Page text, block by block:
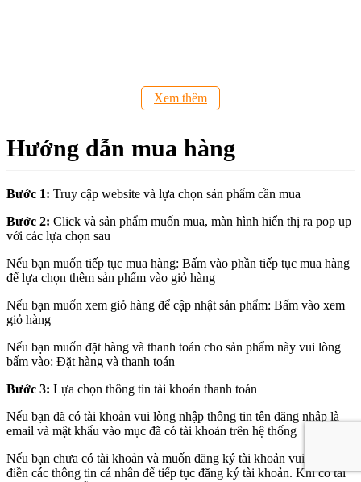
Xem thêm
Hướng dẫn mua hàng
Bước 1: Truy cập website và lựa chọn sản phẩm cần mua
Bước 2: Click và sản phẩm muốn mua, màn hình hiển thị ra pop up
với các lựa chọn sau
Nếu bạn muốn tiếp tục mua hàng: Bấm vào phần tiếp tục mua hàng
để lựa chọn thêm sản phẩm vào giỏ hàng
Nếu bạn muốn xem giỏ hàng để cập nhật sản phẩm: Bấm vào xem
giỏ hàng
Nếu bạn muốn đặt hàng và thanh toán cho sản phẩm này vui lòng
bấm vào: Đặt hàng và thanh toán
Bước 3: Lựa chọn thông tin tài khoản thanh toán
Nếu bạn đã có tài khoản vui lòng nhập thông tin tên đăng nhập là
email và mật khẩu vào mục đã có tài khoản trên hệ thống
Nếu bạn chưa có tài khoản và muốn đăng ký tài khoản vui lòng
điền các thông tin cá nhân để tiếp tục đăng ký tài khoản. Khi có tài